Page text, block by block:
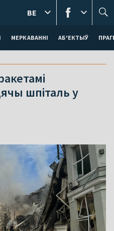
МЕРКАВАННI АБ'ЕКТЫЎ
BE
шпіталь у